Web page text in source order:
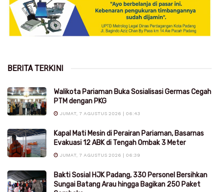
BERITA TERKINI
Walikota Pariaman Buka Sosialisasi Germas Cegah
PTM dengan PKG
JUMAT, 7 AGUSTUS 2026 | 06:43
Kapal Mati Mesin di Perairan Pariaman, Basarnas
Evakuasi 12 ABK di Tengah Ombak 3 Meter
JUMAT, 7 AGUSTUS 2026 | 06:39
Bakti Sosial HJK Padang, 330 Personel Bersihkan
Sungai Batang Arau hingga Bagikan 250 Paket